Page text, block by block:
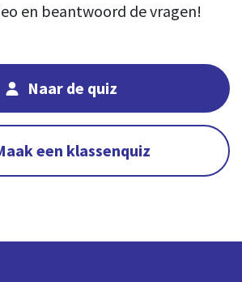
en beantwoord de vragen!
Naar de quiz
een klassenquiz